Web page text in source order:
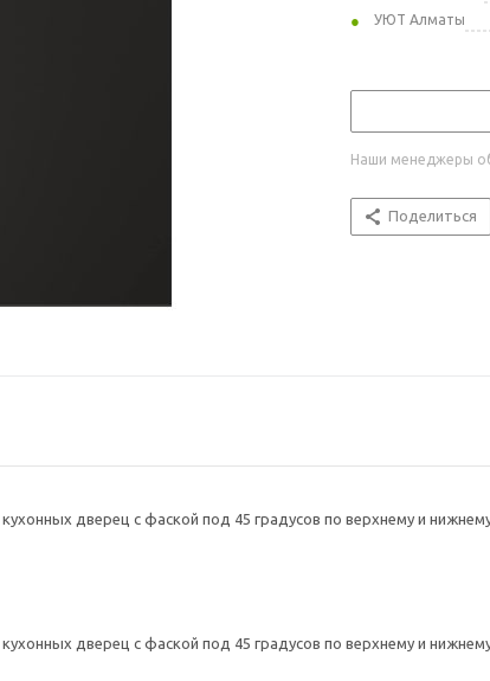
УЮТ Алматы
Наши менеджеры
Поделиться
дверец с фаской под 45 градусов по верхнему и
дверец с фаской под 45 градусов по верхнему и